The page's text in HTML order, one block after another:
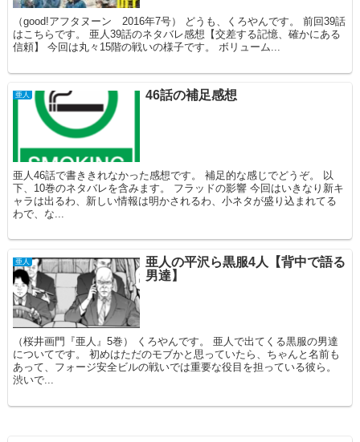
（good!アフタヌーン 2016年7号） どうも、くろやんです。 前回39話
はこちらです。 亜人39話のネタバレ感想【交差する記憶、確かにある
信頼】 今回は丸々15階の戦いの様子です。 ボリューム...
亜人 46話の補足感想
亜人46話で書ききれなかった感想です。 補足的な感じでどうぞ。 以
下、10巻のネタバレを含みます。 フラッドの影響 今回はいきなり新キ
ャラは出るわ、新しい情報は明かされるわ、小ネタが盛り込まれてる
わで、な...
亜人
亜人の平沢ら黒服4人【背中で語る
男達】
（桜井画門『亜人』5巻） くろやんです。 亜人で出てくる黒服の男達
についてです。 初めはただのモブかと思っていたら、ちゃんと名前も
あって、フォージ安全ビルの戦いでは重要な役目を担っている彼ら。
渋いで...